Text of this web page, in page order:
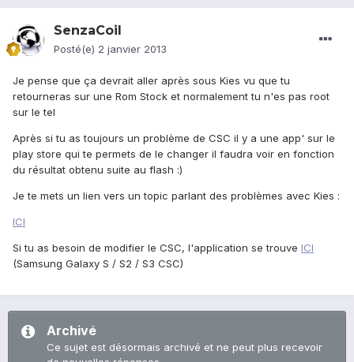
SenzaCoil
Posté(e) 2 janvier 2013
Je pense que ça devrait aller après sous Kies vu que tu
retourneras sur une Rom Stock et normalement tu n'es pas root
sur le tel
Après si tu as toujours un problème de CSC il y a une app' sur le
play store qui te permets de le changer il faudra voir en fonction
du résultat obtenu suite au flash :)
Je te mets un lien vers un topic parlant des problèmes avec Kies :
ICI
Si tu as besoin de modifier le CSC, l'application se trouve ICI
(Samsung Galaxy S / S2 / S3 CSC)
Archivé
Ce sujet est désormais archivé et ne peut plus recevoir